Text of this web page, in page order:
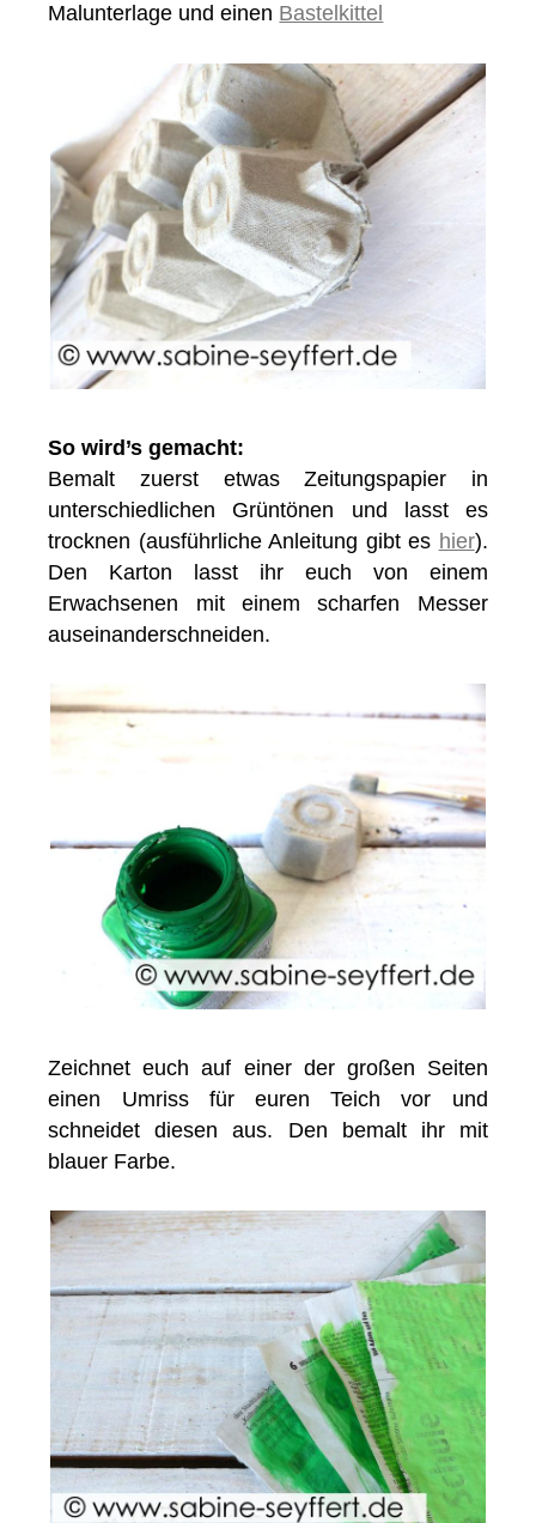
Malunterlage und einen Bastelkittel
So wird’s gemacht:
Bemalt zuerst etwas Zeitungspapier in
unterschiedlichen Grüntönen und lasst es
trocknen (ausführliche Anleitung gibt es hier).
Den Karton lasst ihr euch von einem
Erwachsenen mit einem scharfen Messer
auseinanderschneiden.
Zeichnet euch auf einer der großen Seiten
einen Umriss für euren Teich vor und
schneidet diesen aus. Den bemalt ihr mit
blauer Farbe.